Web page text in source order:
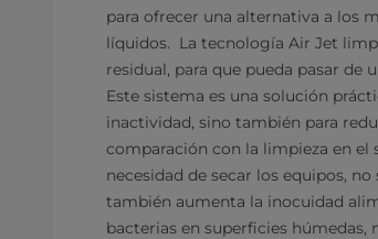
para ofrecer una alternativa a los
líquidos. La tecnología Air Jet
residual, para que pueda pasar de
Este sistema es una solución
inactividad, sino también para
comparación con la limpieza en el
necesidad de secar los equipos,
también aumenta la inocuidad
bacterias en superficies